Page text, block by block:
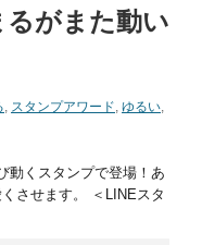
がまた動い
, スタンプアワード, ゆるい,
動くスタンプで登場！あ
させます。 ＜LINEスタ